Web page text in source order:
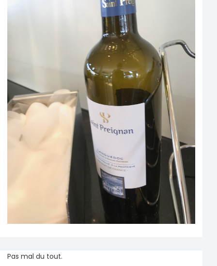
Pas mal du tout.